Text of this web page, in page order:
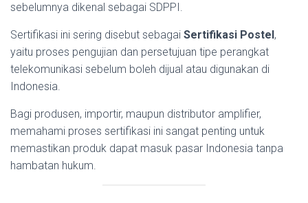
sebelumnya dikenal sebagai SDPPI.
Sertifikasi ini sering disebut sebagai Sertifikasi Postel,
yaitu proses pengujian dan persetujuan tipe perangkat
telekomunikasi sebelum boleh dijual atau digunakan di
Indonesia.
Bagi produsen, importir, maupun distributor amplifier,
memahami proses sertifikasi ini sangat penting untuk
memastikan produk dapat masuk pasar Indonesia tanpa
hambatan hukum.